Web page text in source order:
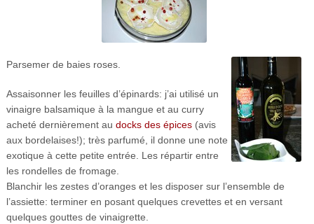
Parsemer de baies roses.
Assaisonner les feuilles d’épinards: j’ai utilisé un
vinaigre balsamique à la mangue et au curry
acheté dernièrement au docks des épices(avis
aux bordelaises!); très parfumé, il donne une note
exotique à cette petite entrée. Les répartir entre
les rondelles de fromage.
Blanchir les zestes d’oranges et les disposer sur l’ensemble de
l’assiette: terminer en posant quelques crevettes et en versant
quelques gouttes de vinaigrette.